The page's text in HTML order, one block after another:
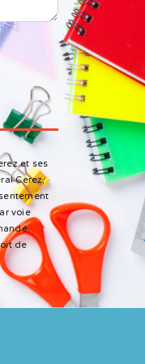
et ses
Cerez,
voie
de